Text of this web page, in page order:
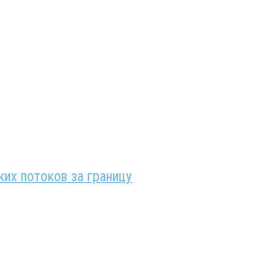
потоков за границу